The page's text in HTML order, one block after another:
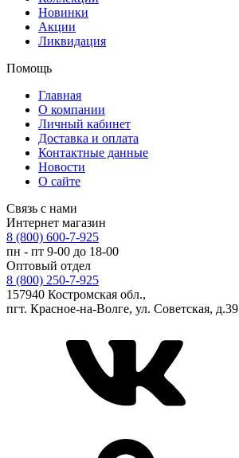
Новинки
Акции
Ликвидация
Помощь
Главная
О компании
Личный кабинет
Доставка и оплата
Контактные данные
Новости
О сайте
Связь с нами
Интернет магазин
8 (800) 600-7-925
пн - пт 9-00 до 18-00
Оптовый отдел
8 (800) 250-7-925
157940 Костромская обл.,
пгт. Красное-на-Волге, ул. Советская, д.39